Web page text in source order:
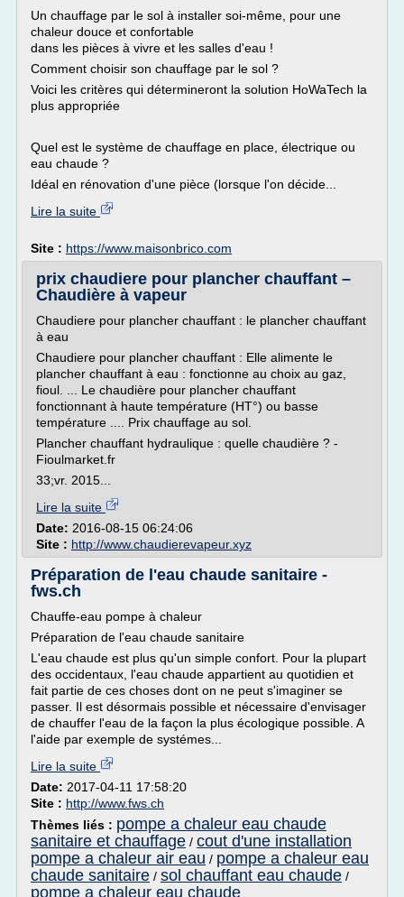
Un chauffage par le sol à installer soi-même, pour une
chaleur douce et confortable
dans les pièces à vivre et les salles d'eau !
Comment choisir son chauffage par le sol ?
Voici les critères qui détermineront la solution HoWaTech la
plus appropriée
Quel est le système de chauffage en place, électrique ou
eau chaude ?
Idéal en rénovation d'une pièce (lorsque l'on décide...
Lire la suite
Site : https://www.maisonbrico.com
prix chaudiere pour plancher chauffant –
Chaudière à vapeur
Chaudiere pour plancher chauffant : le plancher chauffant
à eau
Chaudiere pour plancher chauffant : Elle alimente le
plancher chauffant à eau : fonctionne au choix au gaz,
fioul. ... Le chaudière pour plancher chauffant
fonctionnant à haute température (HT°) ou basse
température .... Prix chauffage au sol.
Plancher chauffant hydraulique : quelle chaudière ? -
Fioulmarket.fr
33;vr. 2015...
Lire la suite
Date: 2016-08-15 06:24:06
Site : http://www.chaudierevapeur.xyz
Préparation de l'eau chaude sanitaire -
fws.ch
Chauffe-eau pompe à chaleur
Préparation de l'eau chaude sanitaire
L'eau chaude est plus qu'un simple confort. Pour la plupart
des occidentaux, l'eau chaude appartient au quotidien et
fait partie de ces choses dont on ne peut s'imaginer se
passer. Il est désormais possible et nécessaire d'envisager
de chauffer l'eau de la façon la plus écologique possible. A
l'aide par exemple de systémes...
Lire la suite
Date: 2017-04-11 17:58:20
Site : http://www.fws.ch
Thèmes liés : pompe a chaleur eau chaude
sanitaire et chauffage / cout d'une installation
pompe a chaleur air eau / pompe a chaleur eau
chaude sanitaire / sol chauffant eau chaude /
pompe a chaleur eau chaude